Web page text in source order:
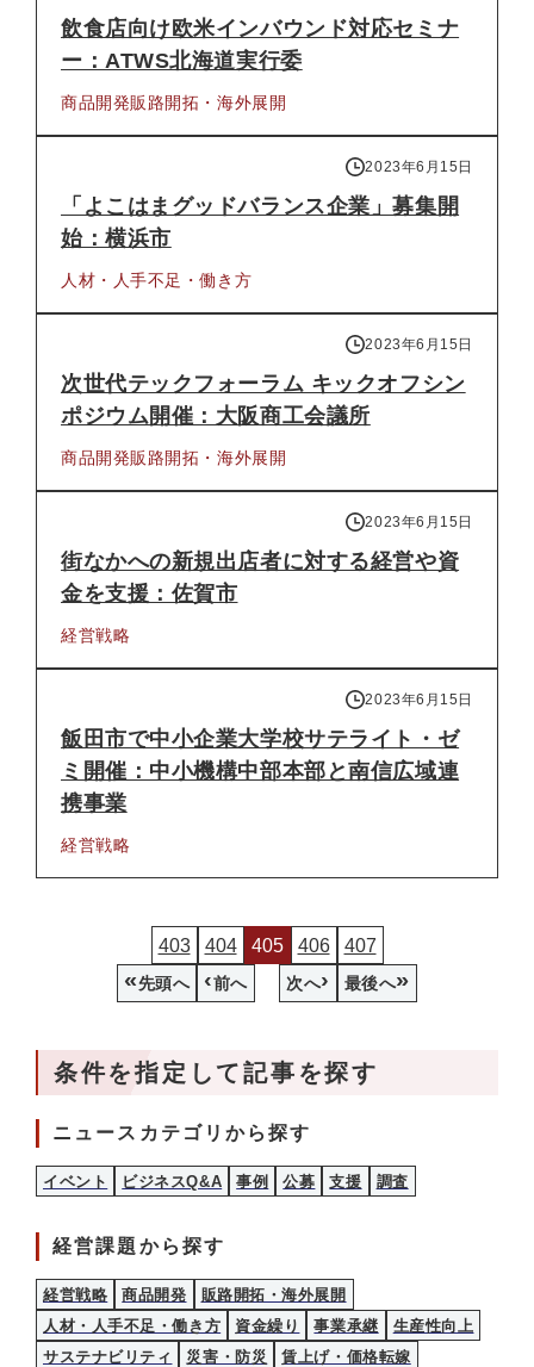
飲食店向け欧米インバウンド対応セミナ
ー：ATWS北海道実行委
商品開発販路開拓・海外展開
2023年6月15日
「よこはまグッドバランス企業」募集開
始：横浜市
人材・人手不足・働き方
2023年6月15日
次世代テックフォーラム キックオフシン
ポジウム開催：大阪商工会議所
商品開発販路開拓・海外展開
2023年6月15日
街なかへの新規出店者に対する経営や資
金を支援：佐賀市
経営戦略
2023年6月15日
飯田市で中小企業大学校サテライト・ゼ
ミ開催：中小機構中部本部と南信広域連
携事業
経営戦略
«先頭へ ‹前へ
403 404 405 406 407
次へ› 最後へ»
条件を指定して記事を探す
ニュースカテゴリから探す
イベント ビジネスQ&A 事例 公募 支援 調査
経営課題から探す
経営戦略 商品開発
販路開拓・海外展開
人材・人手不足・働き方
資金繰り 事業承継
生産性向上
サステナビリティ
災害・防災
賃上げ・価格転嫁